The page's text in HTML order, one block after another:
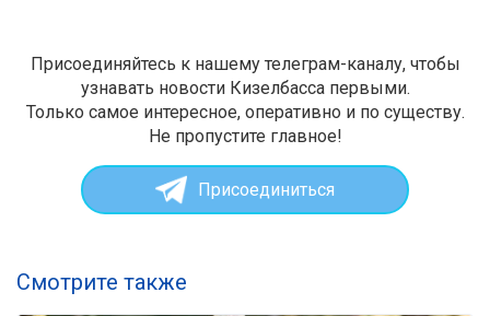
Присоединяйтесь к нашему телеграм-каналу, чтобы
узнавать новости Кизелбасса первыми.
Только самое интересное, оперативно и по существу.
Не пропустите главное!
Присоединиться
Смотрите также